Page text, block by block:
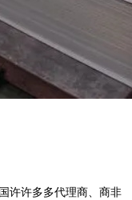
许多多代理商、商非